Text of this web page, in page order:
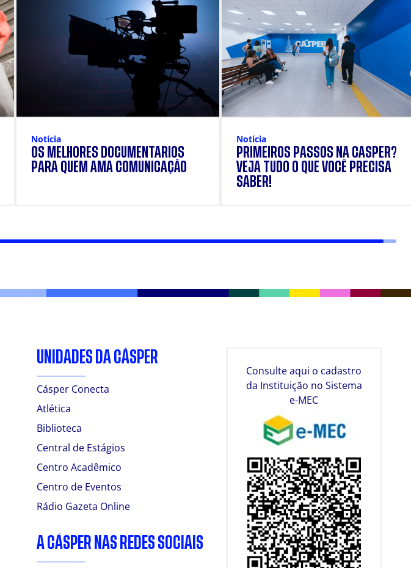
Notícia
OS MELHORES DOCUMENTÁRIOS
PARA QUEM AMA COMUNICAÇÃO
Notícia
PRIMEIROS PASSOS NA CÁSPER?
VEJA TUDO O QUE VOCÊ PRECISA
SABER!
UNIDADES DA CÁSPER
Cásper Conecta
Atlética
Biblioteca
Central de Estágios
Centro Acadêmico
Centro de Eventos
Rádio Gazeta Online
A CÁSPER NAS REDES SOCIAIS
Consulte aqui o cadastro
da Instituição no Sistema
e-MEC